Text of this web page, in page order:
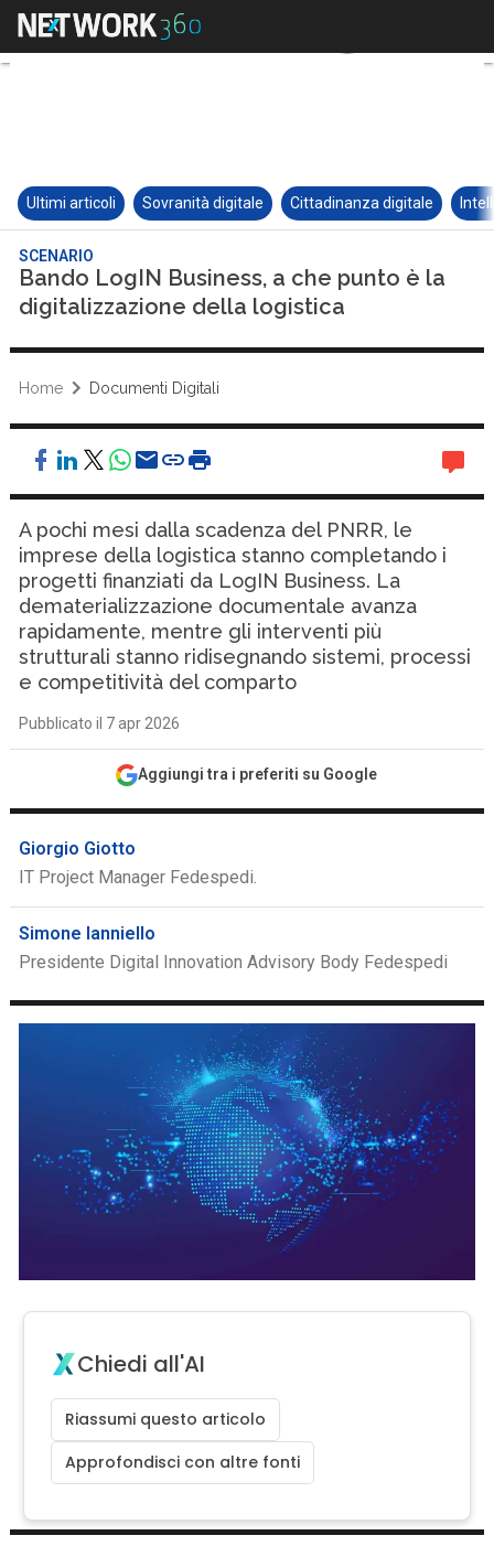
Ultimi articoli Sovranità digitale Cittadinanza digitale
SCENARIO
Bando LogIN Business, a che punto è la
digitalizzazione della logistica
Home Documenti Digitali
A pochi mesi dalla scadenza del PNRR, le
imprese della logistica stanno completando i
progetti finanziati da LogIN Business. La
dematerializzazione documentale avanza
rapidamente, mentre gli interventi più
strutturali stanno ridisegnando sistemi, processi
e competitività del comparto
Pubblicato il 7 apr 2026
Aggiungi tra i preferiti su Google
Giorgio Giotto
IT Project Manager Fedespedi.
Simone Ianniello
Presidente Digital Innovation Advisory Body Fedespedi
Chiedi all'AI
Riassumi questo articolo
Approfondisci con altre fonti